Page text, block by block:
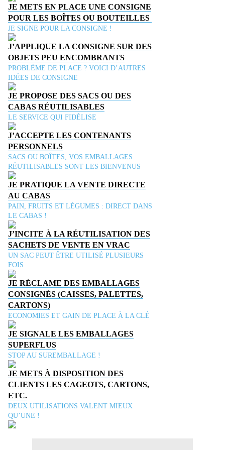
JE METS EN PLACE UNE CONSIGNE
POUR LES BOÎTES OU BOUTEILLES
JE SIGNE POUR LA CONSIGNE !
J’APPLIQUE LA CONSIGNE SUR DES
OBJETS PEU ENCOMBRANTS
PROBLÈME DE PLACE ? VOICI D’AUTRES
IDÉES DE CONSIGNE
JE PROPOSE DES SACS OU DES
CABAS RÉUTILISABLES
LE SERVICE QUI FIDÉLISE
J’ACCEPTE LES CONTENANTS
PERSONNELS
SACS OU BOÎTES, VOS EMBALLAGES
RÉUTILISABLES SONT LES BIENVENUS
JE PRATIQUE LA VENTE DIRECTE
AU CABAS
PAIN, FRUITS ET LÉGUMES : DIRECT DANS
LE CABAS !
J’INCITE À LA RÉUTILISATION DES
SACHETS DE VENTE EN VRAC
UN SAC PEUT ÊTRE UTILISÉ PLUSIEURS
FOIS
JE RÉCLAME DES EMBALLAGES
CONSIGNÉS (CAISSES, PALETTES,
CARTONS)
ECONOMIES ET GAIN DE PLACE À LA CLÉ
JE SIGNALE LES EMBALLAGES
SUPERFLUS
STOP AU SUREMBALLAGE !
JE METS À DISPOSITION DES
CLIENTS LES CAGEOTS, CARTONS,
ETC.
DEUX UTILISATIONS VALENT MIEUX
QU’UNE !